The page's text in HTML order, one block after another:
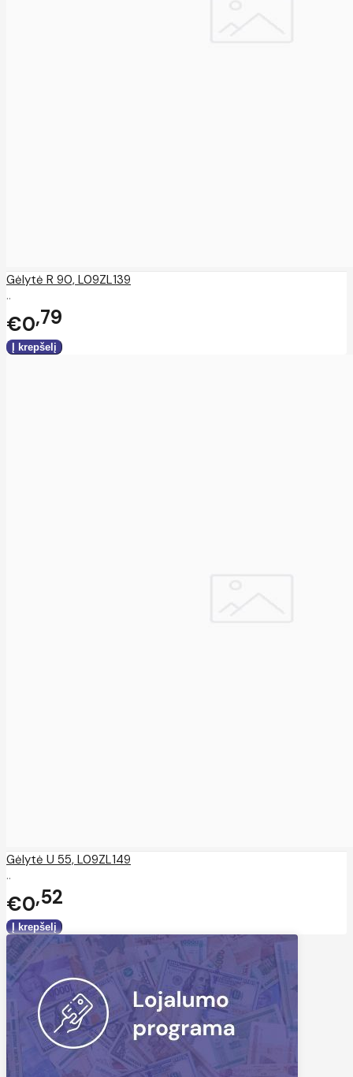
Gėlytė R 90, L09ZL139
..
€0 79
Gėlytė U 55, L09ZL149
..
€0 52